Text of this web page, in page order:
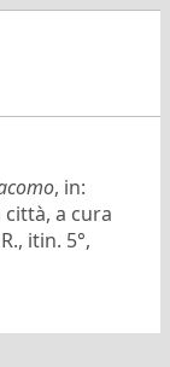
, in:
città, a cura
itin. 5°,